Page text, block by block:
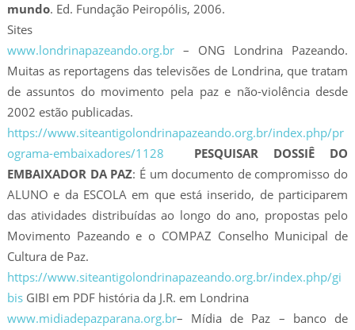
mundo. Ed. Fundação Peiropólis, 2006.
Sites
www.londrinapazeando.org.br – ONG Londrina Pazeando.
Muitas as reportagens das televisões de Londrina, que tratam
de assuntos do movimento pela paz e não-violência desde
2002 estão publicadas.
https://www.siteantigolondrinapazeando.org.br/index.php/pr
ograma-embaixadores/1128
PESQUISAR DOSSIÊ DO
EMBAIXADOR DA PAZ: É um documento de compromisso do
ALUNO e da ESCOLA em que está inserido, de participarem
das atividades distribuídas ao longo do ano, propostas pelo
Movimento Pazeando e o COMPAZ Conselho Municipal de
Cultura de Paz.
https://www.siteantigolondrinapazeando.org.br/index.php/gi
bisGIBI em PDF história da J.R. em Londrina
www.midiadepazparana.org.br– Mídia de Paz – banco de